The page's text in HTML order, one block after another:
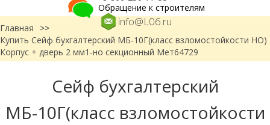
info@L06.ru
Обращение к строителям
Главная
>>
Купить Сейф бухгалтерский МБ-10Г(класс взломостойкости НО)
Корпус + дверь 2 мм1-но секционный Мет64729
Сейф бухгалтерский
МБ-10Г(класс взломостойкости